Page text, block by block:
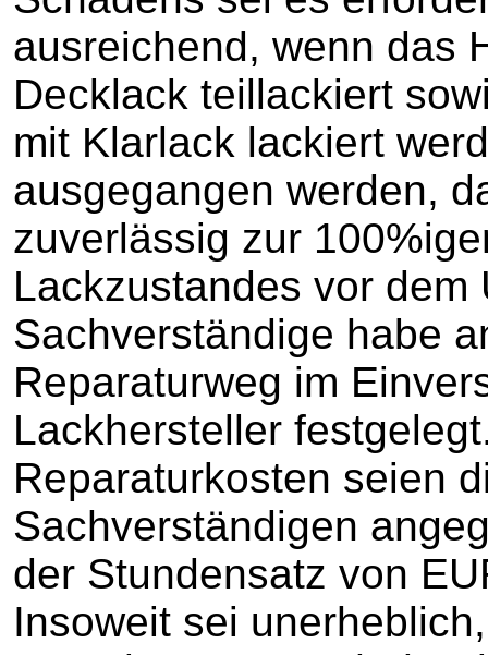
ausreichend, wenn das
Decklack teillackiert
mit Klarlack lackiert
ausgegangen werden,
zuverlässig zur
Lackzustandes vor dem
Sachverständige habe
Reparaturweg im
Lackhersteller
Reparaturkosten seien
Sachverständigen
der Stundensatz von
Insoweit sei